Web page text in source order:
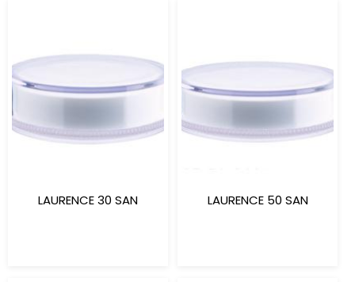
LAURENCE 30 SAN LAURENCE 50 SAN